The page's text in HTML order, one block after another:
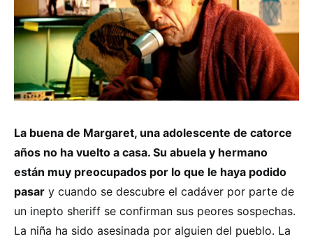
La buena de Margaret, una adolescente de catorce
años no ha vuelto a casa. Su abuela y hermano
están muy preocupados por lo que le haya podido
pasar y cuando se descubre el cadáver por parte de
un inepto sheriff se confirman sus peores sospechas.
La niña ha sido asesinada por alguien del pueblo. La